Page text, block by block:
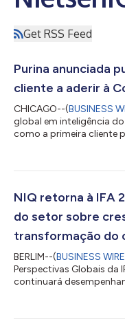
Get RSS Feed
Purina anunciada
cliente a aderir à
CHICAGO--(BUSINESS
global em inteligência
como a primeira cliente
organizações globais
anúncios de mais
medida que os
NIQ retorna à IFA
do setor sobre
transformação do
BERLIM--(BUSINESS WIRE
Perspectivas Globais da
continuará
as forças que